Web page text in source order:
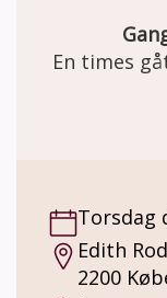
En times
Torsdag
Edith
2200